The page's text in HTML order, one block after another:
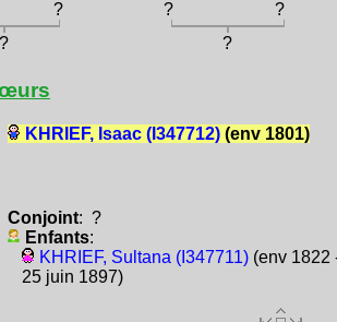
? ?
?
?
?
KHRIEF, Isaac (I347712)(env 1801)
Conjoint: ?
Enfants:
KHRIEF, Sultana (I347711)(env 1822
25 juin 1897)